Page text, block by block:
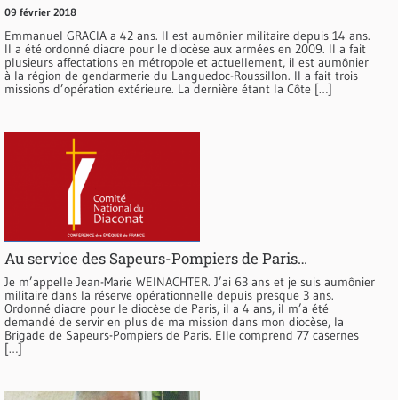
09 février 2018
Emmanuel GRACIA a 42 ans. Il est aumônier militaire depuis 14 ans.
Il a été ordonné diacre pour le diocèse aux armées en 2009. Il a fait
plusieurs affectations en métropole et actuellement, il est aumônier
à la région de gendarmerie du Languedoc-Roussillon. Il a fait trois
missions d’opération extérieure. La dernière étant la Côte […]
Au service des Sapeurs-Pompiers de Paris…
Je m’appelle Jean-Marie WEINACHTER. J’ai 63 ans et je suis aumônier
militaire dans la réserve opérationnelle depuis presque 3 ans.
Ordonné diacre pour le diocèse de Paris, il a 4 ans, il m’a été
demandé de servir en plus de ma mission dans mon diocèse, la
Brigade de Sapeurs-Pompiers de Paris. Elle comprend 77 casernes
[…]